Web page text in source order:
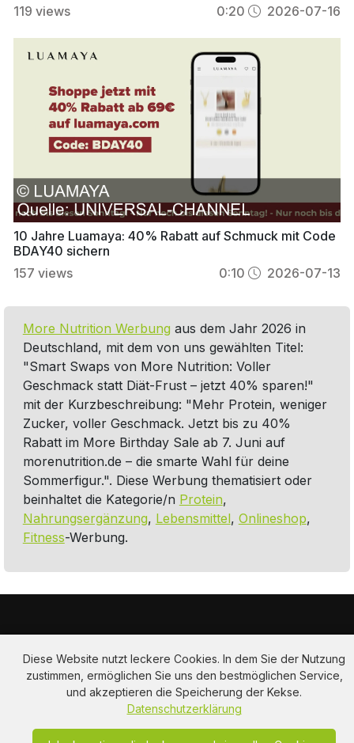
Diese Website nutzt leckere Cookies. In dem Sie der Nutzung
zustimmen, ermöglichen Sie uns den bestmöglichen Service,
und akzeptieren die Speicherung der Kekse.
Datenschutzerklärung
119 views 0:20 2026-07-16
10 Jahre Luamaya: 40% Rabatt auf Schmuck mit Code
BDAY40 sichern
157 views 0:10 2026-07-13
More Nutrition Werbung aus dem Jahr 2026 in
Deutschland, mit dem von uns gewählten Titel:
"Smart Swaps von More Nutrition: Voller
Geschmack statt Diät-Frust – jetzt 40% sparen!"
mit der Kurzbeschreibung: "Mehr Protein, weniger
Zucker, voller Geschmack. Jetzt bis zu 40%
Rabatt im More Birthday Sale ab 7. Juni auf
morenutrition.de – die smarte Wahl für deine
Sommerfigur.". Diese Werbung thematisiert oder
beinhaltet die Kategorie/n Protein,
Nahrungsergänzung, Lebensmittel, Onlineshop,
Fitness-Werbung.
Am Hausacker 7 , 85461 Bockhorn